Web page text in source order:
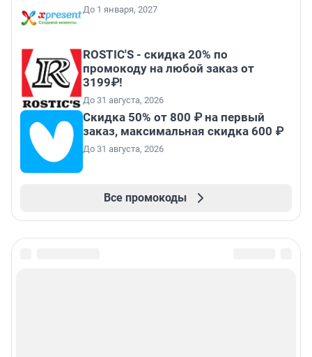
До 1 января, 2027
ROSTIC'S - скидка 20% по
промокоду на любой заказ от
3199₽!
До 31 августа, 2026
Скидка 50% от 800 ₽ на первый
заказ, максимальная скидка 600 ₽
До 31 августа, 2026
Все промокоды